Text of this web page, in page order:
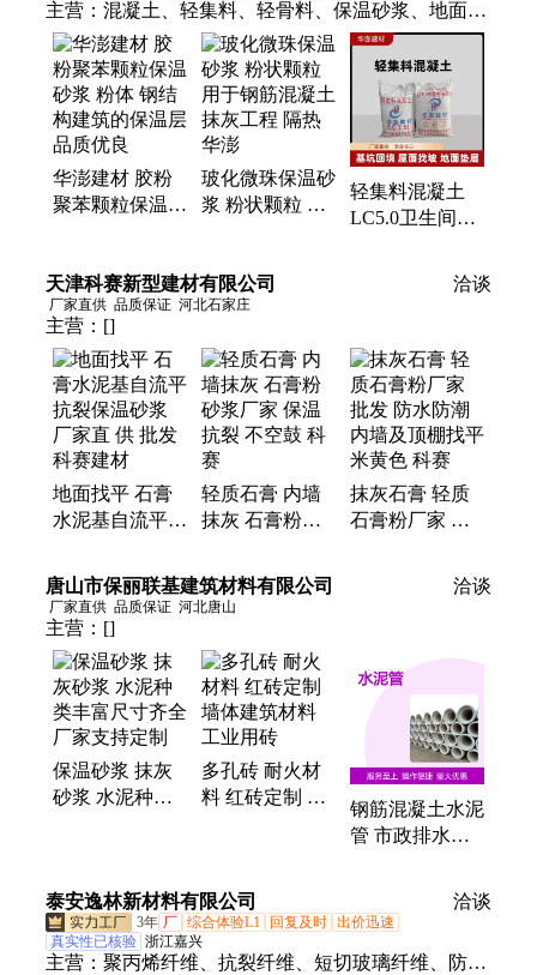
主营： 混凝土、轻集料、轻骨料、保温砂浆、地面垫
层、复合泡沫
华澎建材 胶粉
聚苯颗粒保温砂
品质优良
玻化微珠保温砂
浆 粉状颗粒 用
澎
轻集料混凝土
LC5.0卫生间泡
合轻质楼顶垫层
天津科赛新型建材有限公司 洽谈
厂家直供 品质保证 河北石家庄
主营： []
地面找平 石膏
水泥基自流平
厂家直 供 批发
科赛建材
轻质石膏 内墙
抹灰 石膏粉砂
裂 不空鼓 科赛
抹灰石膏 轻质
石膏粉厂家 批
墙及顶棚找平
唐山市保丽联基建筑材料有限公司 洽谈
厂家直供 品质保证 河北唐山
主营： []
保温砂浆 抹灰
砂浆 水泥种类
多孔砖 耐火材
料 红砖定制 墙
钢筋混凝土水泥
管 市政排水排
泰安逸林新材料有限公司 洽谈
3年 厂 综合体验L1 回复及时 出价迅速
真实性已核验 浙江嘉兴
主营： 聚丙烯纤维、抗裂纤维、短切玻璃纤维、防火